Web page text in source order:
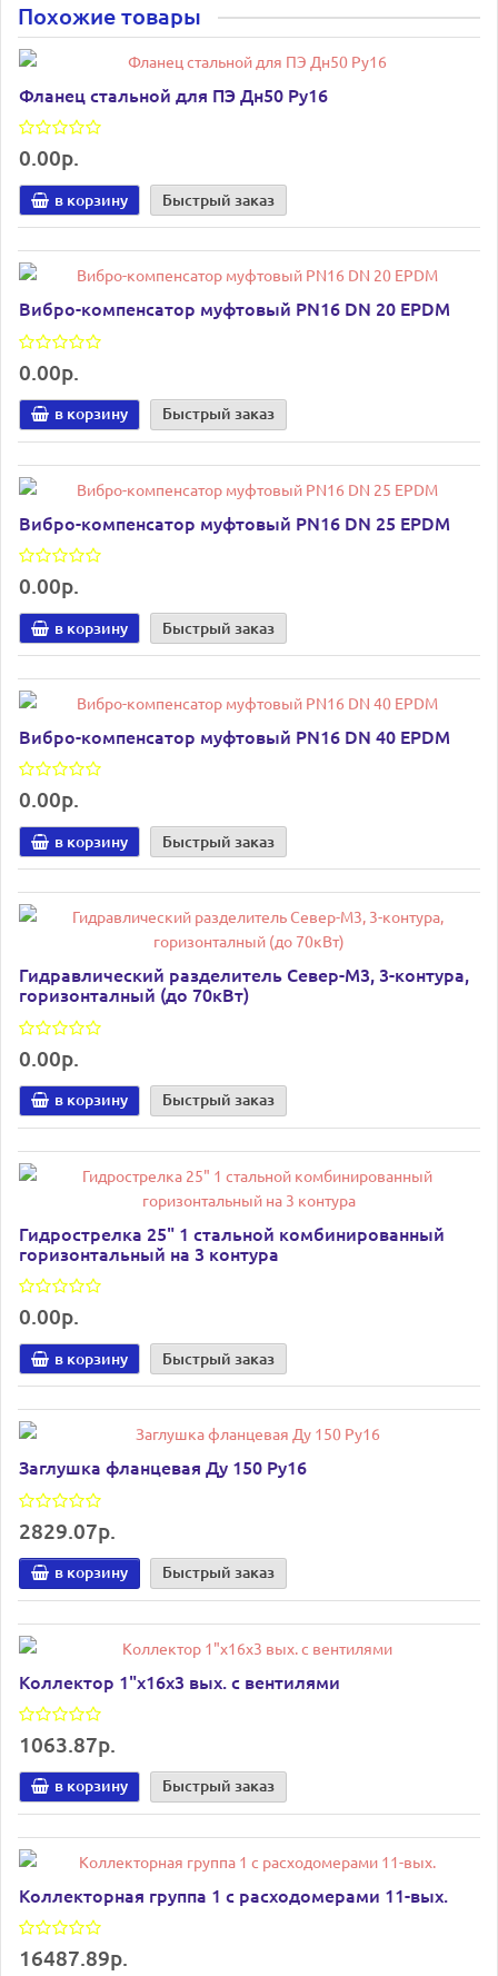
Похожие товары
Фланец стальной для ПЭ Дн50 Ру16
0.00р.
в корзину Быстрый заказ
Вибро-компенсатор муфтовый PN16 DN 20 EPDM
0.00р.
в корзину Быстрый заказ
Вибро-компенсатор муфтовый PN16 DN 25 EPDM
0.00р.
в корзину Быстрый заказ
Вибро-компенсатор муфтовый PN16 DN 40 EPDM
0.00р.
в корзину Быстрый заказ
Гидравлический разделитель Север-М3, 3-контура,
горизонталный (до 70кВт)
0.00р.
в корзину Быстрый заказ
Гидрострелка 25" 1 стальной комбинированный
горизонтальный на 3 контура
0.00р.
в корзину Быстрый заказ
Заглушка фланцевая Ду 150 Ру16
2829.07р.
в корзину Быстрый заказ
Коллектор 1"х16х3 вых. с вентилями
1063.87р.
в корзину Быстрый заказ
Коллекторная группа 1 с расходомерами 11-вых.
16487.89р.